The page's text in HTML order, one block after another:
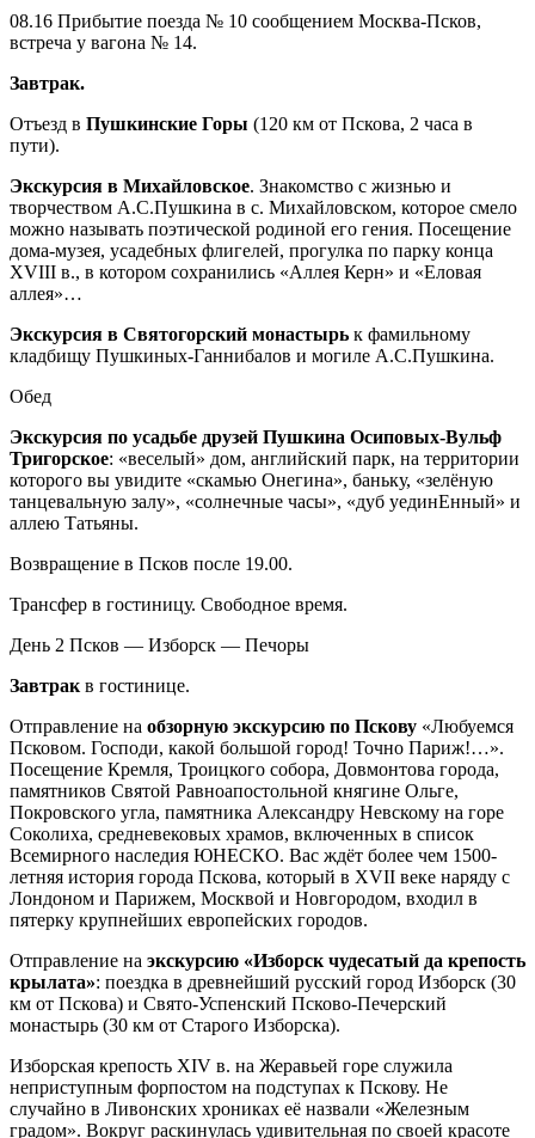
08.16 Прибытие поезда № 10 сообщением Москва-Псков,
встреча у вагона № 14.
Завтрак.
Отъезд в Пушкинские Горы (120 км от Пскова, 2 часа в
пути).
Экскурсия в Михайловское. Знакомство с жизнью и
творчеством А.С.Пушкина в с. Михайловском, которое смело
можно называть поэтической родиной его гения. Посещение
дома-музея, усадебных флигелей, прогулка по парку конца
XVIII в., в котором сохранились «Аллея Керн» и «Еловая
аллея»…
Экскурсия в Святогорский монастырь к фамильному
кладбищу Пушкиных-Ганнибалов и могиле А.С.Пушкина.
Обед
Экскурсия по усадьбе друзей Пушкина Осиповых-Вульф
Тригорское: «веселый» дом, английский парк, на территории
которого вы увидите «скамью Онегина», баньку, «зелёную
танцевальную залу», «солнечные часы», «дуб уединЕнный» и
аллею Татьяны.
Возвращение в Псков после 19.00.
Трансфер в гостиницу. Свободное время.
День 2 Псков — Изборск — Печоры
Завтрак в гостинице.
Отправление на обзорную экскурсию по Пскову «Любуемся
Псковом. Господи, какой большой город! Точно Париж!…».
Посещение Кремля, Троицкого собора, Довмонтова города,
памятников Святой Равноапостольной княгине Ольге,
Покровского угла, памятника Александру Невскому на горе
Соколиха, средневековых храмов, включенных в список
Всемирного наследия ЮНЕСКО. Вас ждёт более чем 1500-
летняя история города Пскова, который в XVII веке наряду с
Лондоном и Парижем, Москвой и Новгородом, входил в
пятерку крупнейших европейских городов.
Отправление на экскурсию «Изборск чудесатый да крепость
крылата»: поездка в древнейший русский город Изборск (30
км от Пскова) и Свято-Успенский Псково-Печерский
монастырь (30 км от Старого Изборска).
Изборская крепость XIV в. на Жеравьей горе служила
неприступным форпостом на подступах к Пскову. Не
случайно в Ливонских хрониках её назвали «Железным
градом». Вокруг раскинулась удивительная по своей красоте